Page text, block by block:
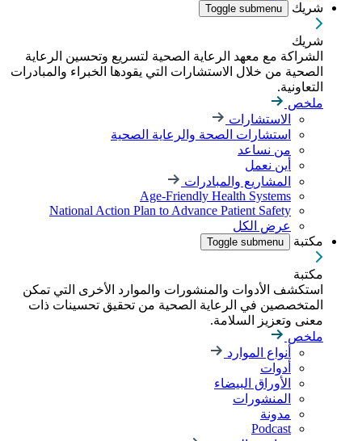
شريك
Toggle submenu
شريك
الشراكة مع معهد الرعاية الصحية لتسريع وتحسين الرعاية
الصحية من خلال الاستشارات التي يقودها الخبراء والمبادرات
التعاونية.
ملخص
الاستشارات
استشارات الصحة والرعاية الصحية
من نساعد
أين نعمل
المشاريع والمبادرات
Age-Friendly Health Systems
National Action Plan to Advance Patient Safety
عرض الكل
مكتبة
Toggle submenu
مكتبة
استكشف الأدوات والمنشورات والموارد الأخرى التي تمكن
المتخصصين في الرعاية الصحية من تحقيق تحسينات ذات
معنى وتعزيز السلامة.
ملخص
أنواع الموارد
أدوات
الأوراق البيضاء
المنشورات
مدونة
Podcast